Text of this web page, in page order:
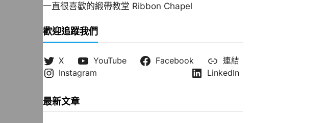
一直很喜歡的緞帶教堂 Ribbon Chapel
歡迎追蹤我們
X YouTube Facebook
連結
Instagram
LinkedIn
最新文章